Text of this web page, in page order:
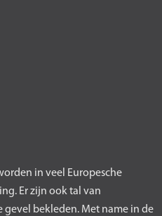
in veel Europesche
Er zijn ook tal van
bekleden. Met name in de